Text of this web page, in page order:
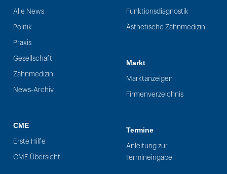
Alle News
Politik
Praxis
Gesellschaft
Zahnmedizin
News-Archiv
CME
Erste Hilfe
CME Übersicht
Funktionsdiagnostik
Ästhetische Zahnmedizin
Markt
Marktanzeigen
Firmenverzeichnis
Termine
Anleitung zur
Termineingabe